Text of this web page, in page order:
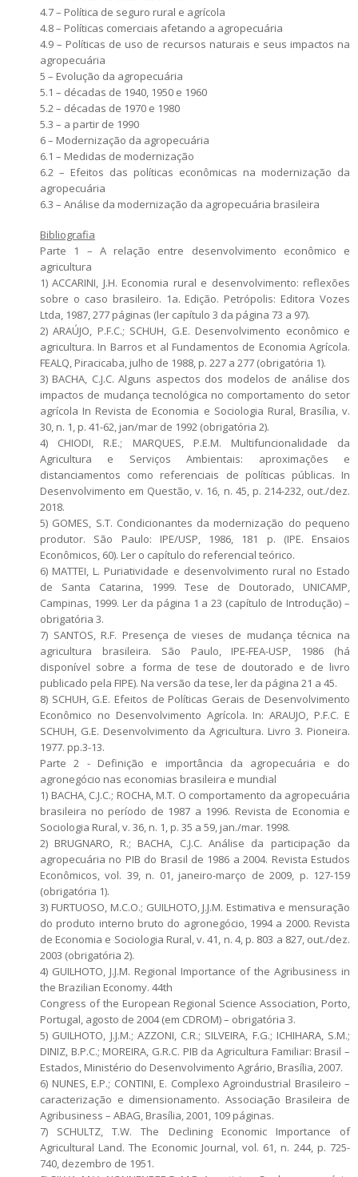
4.7 – Política de seguro rural e agrícola
4.8 – Políticas comerciais afetando a agropecuária
4.9 – Políticas de uso de recursos naturais e seus impactos na
agropecuária
5 – Evolução da agropecuária
5.1 – décadas de 1940, 1950 e 1960
5.2 – décadas de 1970 e 1980
5.3 – a partir de 1990
6 – Modernização da agropecuária
6.1 – Medidas de modernização
6.2 – Efeitos das políticas econômicas na modernização da
agropecuária
6.3 – Análise da modernização da agropecuária brasileira
Bibliografia
Parte 1 – A relação entre desenvolvimento econômico e
agricultura
1) ACCARINI, J.H. Economia rural e desenvolvimento: reflexões
sobre o caso brasileiro. 1a. Edição. Petrópolis: Editora Vozes
Ltda, 1987, 277 páginas (ler capítulo 3 da página 73 a 97).
2) ARAÚJO, P.F.C.; SCHUH, G.E. Desenvolvimento econômico e
agricultura. In Barros et al Fundamentos de Economia Agrícola.
FEALQ, Piracicaba, julho de 1988, p. 227 a 277 (obrigatória 1).
3) BACHA, C.J.C. Alguns aspectos dos modelos de análise dos
impactos de mudança tecnológica no comportamento do setor
agrícola In Revista de Economia e Sociologia Rural, Brasília, v.
30, n. 1, p. 41-62, jan/mar de 1992 (obrigatória 2).
4) CHIODI, R.E.; MARQUES, P.E.M. Multifuncionalidade da
Agricultura e Serviços Ambientais: aproximações e
distanciamentos como referenciais de políticas públicas. In
Desenvolvimento em Questão, v. 16, n. 45, p. 214-232, out./dez.
2018.
5) GOMES, S.T. Condicionantes da modernização do pequeno
produtor. São Paulo: IPE/USP, 1986, 181 p. (IPE. Ensaios
Econômicos, 60). Ler o capítulo do referencial teórico.
6) MATTEI, L. Puriatividade e desenvolvimento rural no Estado
de Santa Catarina, 1999. Tese de Doutorado, UNICAMP,
Campinas, 1999. Ler da página 1 a 23 (capítulo de Introdução) –
obrigatória 3.
7) SANTOS, R.F. Presença de vieses de mudança técnica na
agricultura brasileira. São Paulo, IPE-FEA-USP, 1986 (há
disponível sobre a forma de tese de doutorado e de livro
publicado pela FIPE). Na versão da tese, ler da página 21 a 45.
8) SCHUH, G.E. Efeitos de Políticas Gerais de Desenvolvimento
Econômico no Desenvolvimento Agrícola. In: ARAUJO, P.F.C. E
SCHUH, G.E. Desenvolvimento da Agricultura. Livro 3. Pioneira.
1977. pp.3-13.
Parte 2 - Definição e importância da agropecuária e do
agronegócio nas economias brasileira e mundial
1) BACHA, C.J.C.; ROCHA, M.T. O comportamento da agropecuária
brasileira no período de 1987 a 1996. Revista de Economia e
Sociologia Rural, v. 36, n. 1, p. 35 a 59, jan./mar. 1998.
2) BRUGNARO, R.; BACHA, C.J.C. Análise da participação da
agropecuária no PIB do Brasil de 1986 a 2004. Revista Estudos
Econômicos, vol. 39, n. 01, janeiro-março de 2009, p. 127-159
(obrigatória 1).
3) FURTUOSO, M.C.O.; GUILHOTO, J.J.M. Estimativa e mensuração
do produto interno bruto do agronegócio, 1994 a 2000. Revista
de Economia e Sociologia Rural, v. 41, n. 4, p. 803 a 827, out./dez.
2003 (obrigatória 2).
4) GUILHOTO, J.J.M. Regional Importance of the Agribusiness in
the Brazilian Economy. 44th
Congress of the European Regional Science Association, Porto,
Portugal, agosto de 2004 (em CDROM) – obrigatória 3.
5) GUILHOTO, J.J.M.; AZZONI, C.R.; SILVEIRA, F.G.; ICHIHARA, S.M.;
DINIZ, B.P.C.; MOREIRA, G.R.C. PIB da Agricultura Familiar: Brasil –
Estados, Ministério do Desenvolvimento Agrário, Brasília, 2007.
6) NUNES, E.P.; CONTINI, E. Complexo Agroindustrial Brasileiro –
caracterização e dimensionamento. Associação Brasileira de
Agribusiness – ABAG, Brasília, 2001, 109 páginas.
7) SCHULTZ, T.W. The Declining Economic Importance of
Agricultural Land. The Economic Journal, vol. 61, n. 244, p. 725-
740, dezembro de 1951.